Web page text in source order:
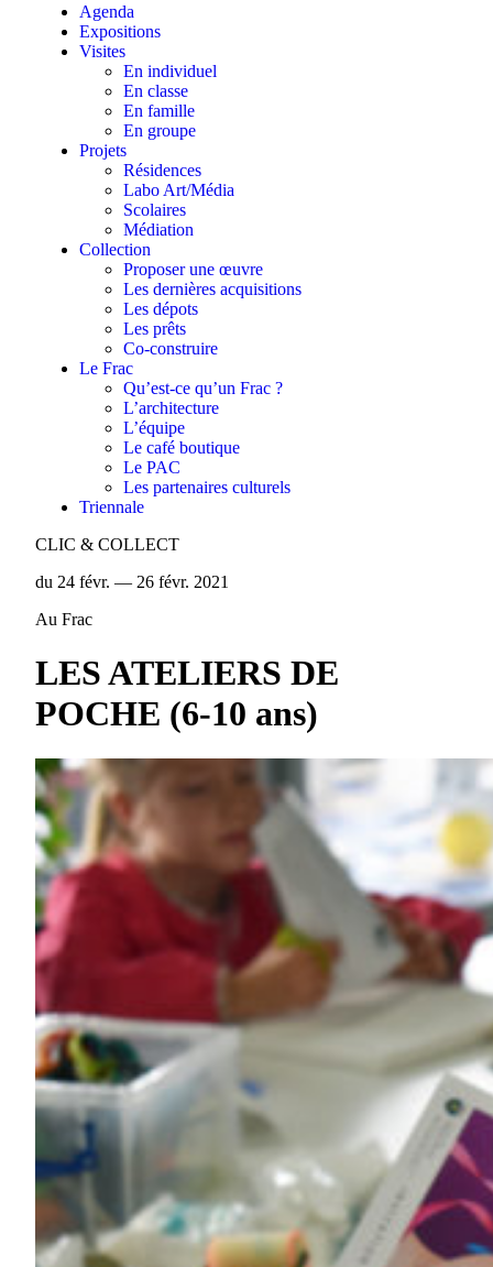
Agenda
Expositions
Visites
En individuel
En classe
En famille
En groupe
Projets
Résidences
Labo Art/Média
Scolaires
Médiation
Collection
Proposer une œuvre
Les dernières acquisitions
Les dépots
Les prêts
Co-construire
Le Frac
Qu’est-ce qu’un Frac ?
L’architecture
L’équipe
Le café boutique
Le PAC
Les partenaires culturels
Triennale
CLIC & COLLECT
du 24 févr. — 26 févr. 2021
Au Frac
LES ATELIERS DE
POCHE (6-10 ans)